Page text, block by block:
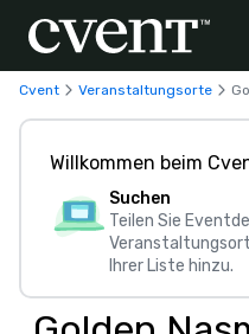
Cvent Veranstaltungsorte
Willkommen beim
Suchen
Teilen Sie
Ihrer Liste hinzu.